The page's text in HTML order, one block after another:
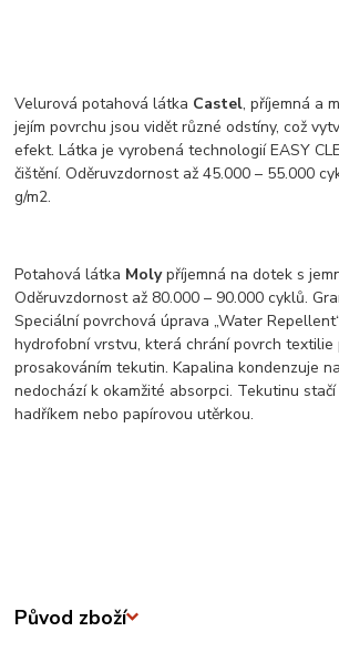
Velurová potahová látka Castel, příjemná a
jejím povrchu jsou vidět různé odstíny, což
efekt. Látka je vyrobená technologií EASY
čištění. Oděruvzdornost až 45.000 – 55.000
g/m2.
Potahová látka Molypříjemná na dotek s
Oděruvzdornost až 80.000 – 90.000 cyklů.
Speciální povrchová úprava „Water
hydrofobní vrstvu, která chrání povrch textilie
prosakováním tekutin. Kapalina kondenzuje
nedochází k okamžité absorpci. Tekutinu
hadříkem nebo papírovou utěrkou.
Původ zboží